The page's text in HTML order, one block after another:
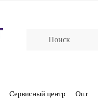
Сервисный центр Опт